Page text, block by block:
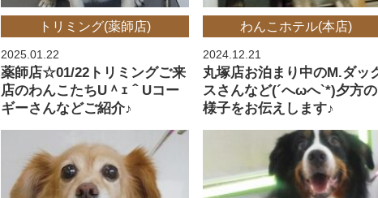
トリミング(薬師店)
2025.01.22
薬師店☆01/22トリミングご来
店のわんこたちU＾ｪ＾Uコー
ギーさんなどご紹介♪
わんこホテル(本店)
2024.12.21
丸塚店お泊まり中のM.ダッ
スさんなど(´へωへ`*)夕方の
様子をお伝えします♪